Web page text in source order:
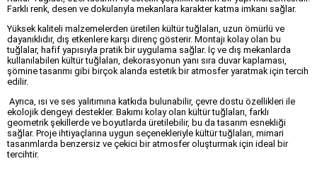
Farklı renk, desen ve dokularıyla mekanlara karakter katma imkanı sağlar.
Yüksek kaliteli malzemelerden üretilen kültür tuğlaları, uzun ömürlü ve
dayanıklıdır, dış etkenlere karşı direnç gösterir. Montajı kolay olan bu
tuğlalar, hafif yapısıyla pratik bir uygulama sağlar. İç ve dış mekanlarda
kullanılabilen kültür tuğlaları, dekorasyonun yanı sıra duvar kaplaması,
şömine tasarımı gibi birçok alanda estetik bir atmosfer yaratmak için tercih
edilir.
Ayrıca, ısı ve ses yalıtımına katkıda bulunabilir, çevre dostu özellikleri ile
ekolojik dengeyi destekler. Bakımı kolay olan kültür tuğlaları, farklı
geometrik şekillerde ve boyutlarda üretilebilir, bu da tasarım esnekliği
sağlar. Proje ihtiyaçlarına uygun seçenekleriyle kültür tuğlaları, mimari
tasarımlarda benzersiz ve çekici bir atmosfer oluşturmak için ideal bir
tercihtir.